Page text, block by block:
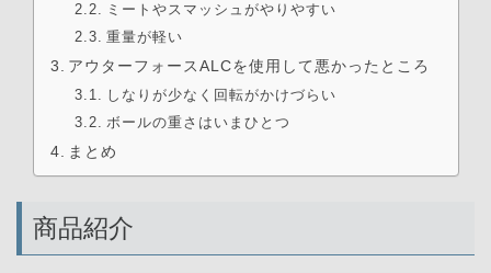
ミートやスマッシュがやりやすい
重量が軽い
アウターフォースALCを使用して悪かったところ
しなりが少なく回転がかけづらい
ボールの重さはいまひとつ
まとめ
商品紹介